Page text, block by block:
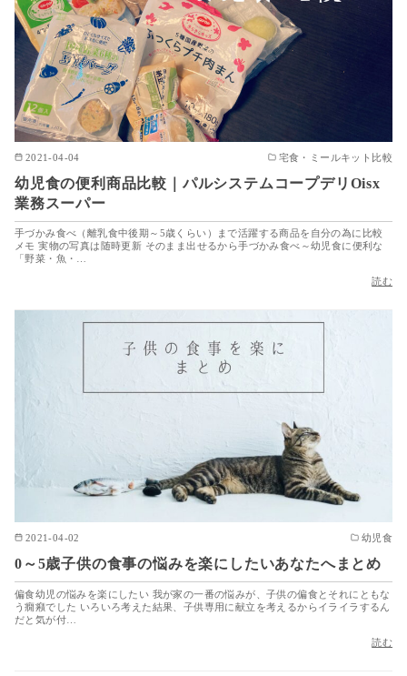
2021-04-04 宅食・ミールキット比較
幼児食の便利商品比較｜パルシステムコープデリOisx
業務スーパー
手づかみ食べ（離乳食中後期～5歳くらい）まで活躍する商品を自分の為に比較
メモ 実物の写真は随時更新 そのまま出せるから手づかみ食べ～幼児食に便利な
「野菜・魚・…
読む
2021-04-02 幼児食
0～5歳子供の食事の悩みを楽にしたいあなたへまとめ
偏食幼児の悩みを楽にしたい 我が家の一番の悩みが、子供の偏食とそれにともな
う癇癪でした いろいろ考えた結果、子供専用に献立を考えるからイライラするん
だと気が付…
読む